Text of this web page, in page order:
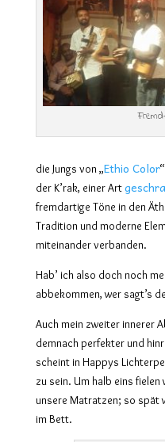
die Jungs von „Ethio Color
der K’rak, einer Art
fremdartige Töne in den
Tradition und moderne
miteinander verbanden.
Hab’ ich also doch noch
abbekommen, wer sagt’s
Auch mein zweiter innerer
demnach perfekter und
scheint in Happys
zu sein. Um halb eins
unsere Matratzen; so spät
im Bett.